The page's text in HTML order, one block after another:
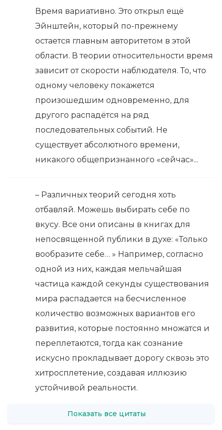
Время вариативно. Это открыл ещё
Эйнштейн, который по-прежнему
остается главным авторитетом в этой
области. В теории относительности время
зависит от скорости наблюдателя. То, что
одному человеку покажется
произошедшим одновременно, для
другого распадётся на ряд
последовательных событий. Не
существует абсолютного времени,
никакого общепризнанного «сейчас»...
– Различных теорий сегодня хоть
отбавляй. Можешь выбирать себе по
вкусу. Все они описаны в книгах для
непосвященной публики в духе: «Только
вообразите себе… » Например, согласно
одной из них, каждая мельчайшая
частица каждой секунды существования
мира распадается на бесчисленное
количество возможных вариантов его
развития, которые постоянно множатся и
переплетаются, тогда как сознание
искусно прокладывает дорогу сквозь это
хитросплетение, создавая иллюзию
устойчивой реальности.
Показать все цитаты